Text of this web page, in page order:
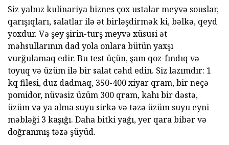
Siz yalnız kulinariya biznes çox ustalar meyvə souslar,
qarışıqları, salatlar ilə ət birləşdirmək ki, bəlkə, qeyd
yoxdur. Və şey şirin-turş meyvə xüsusi ət
məhsullarının dad yola onlara bütün yaxşı
vurğulamaq edir. Bu test üçün, şam qoz-fındıq və
toyuq və üzüm ilə bir salat cəhd edin. Siz lazımdır: 1
kq filesi, duz dadmaq, 350-400 xiyar qram, bir neçə
pomidor, nüvəsiz üzüm 300 qram, kahı bir dəstə,
üzüm və ya alma suyu sirkə və təzə üzüm suyu eyni
məbləği 3 kaşığı. Daha bitki yağı, yer qara bibər və
doğranmış təzə şüyüd.